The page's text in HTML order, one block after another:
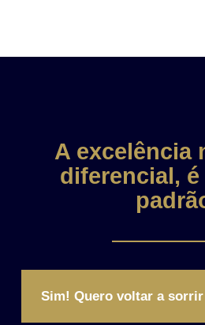
A excelência
diferencial,
Sim! Quero voltar a